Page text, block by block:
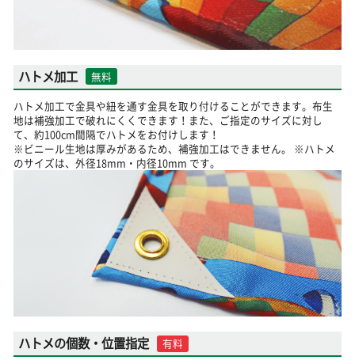
ハトメ加工
無料
ハトメ加工で金具や紐を通す金具を取り付けることができます。布生
地は補強加工で破れにくくできます！また、ご指定のサイズに対し
て、約100cm間隔でハトメをお付けします！
※ビニール生地は厚みがあるため、補強加工はできません。 ※ハトメ
のサイズは、外径18mm・内径10mm です。
ハトメの個数・位置指定
有料